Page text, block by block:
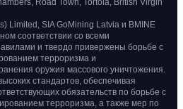
Road Town, Tortola, British Virgin
Limited, SIA GoMining Latvia и BMINE
соответствии со всеми
и твердо привержены борьбе с
терроризма и
оружия массового уничтожения.
стандартов, обеспечивая
обязательств по борьбе с
терроризма, а также мер по